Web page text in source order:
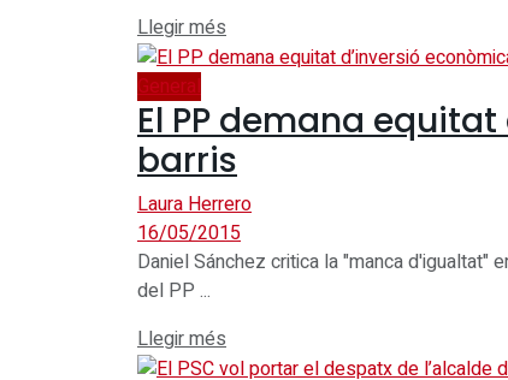
Llegir més
General
El PP demana
barris
Laura Herrero
16/05/2015
Daniel Sánchez critica la "manca d'igualtat"
del PP ...
Llegir més